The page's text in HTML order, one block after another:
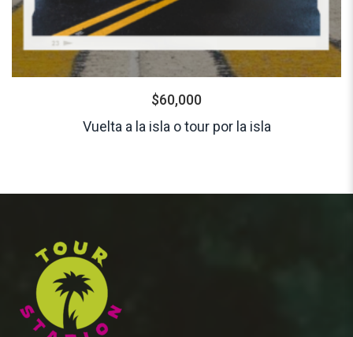
$60,000
Vuelta a la isla o tour por la isla